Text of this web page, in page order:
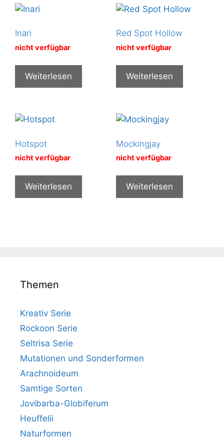
Inari
nicht verfügbar
Weiterlesen
Red Spot Hollow
nicht verfügbar
Weiterlesen
Hotspot
nicht verfügbar
Weiterlesen
Mockingjay
nicht verfügbar
Weiterlesen
Themen
Kreativ Serie
Rockoon Serie
Seltrisa Serie
Mutationen und Sonderformen
Arachnoideum
Samtige Sorten
Jovibarba-Globiferum
Heuffelii
Naturformen